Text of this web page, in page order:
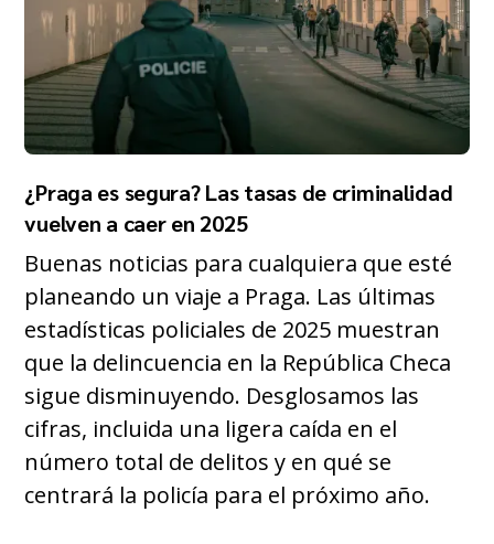
¿Praga es segura? Las tasas de criminalidad
vuelven a caer en 2025
Buenas noticias para cualquiera que esté
planeando un viaje a Praga. Las últimas
estadísticas policiales de 2025 muestran
que la delincuencia en la República Checa
sigue disminuyendo. Desglosamos las
cifras, incluida una ligera caída en el
número total de delitos y en qué se
centrará la policía para el próximo año.